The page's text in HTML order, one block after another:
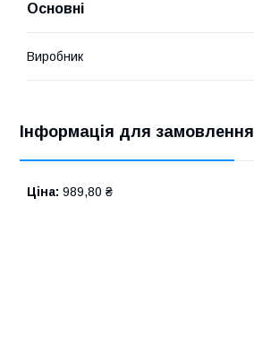
Основні
Виробник
Інформація для замовлення
Ціна: 989,80 ₴